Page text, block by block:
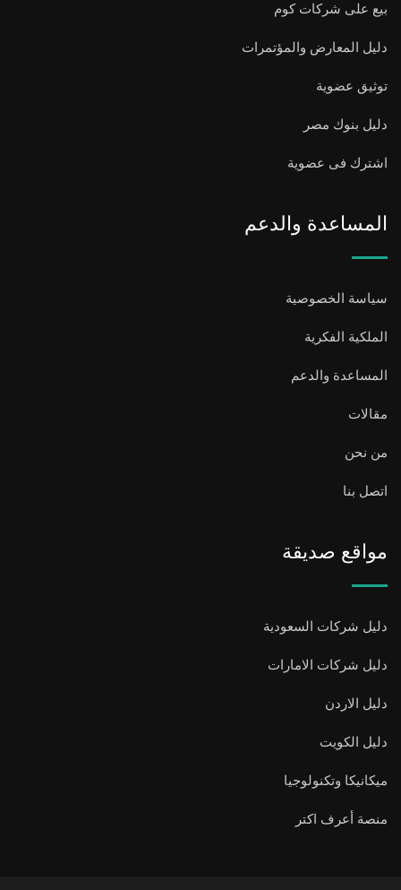
بيع على شركات كوم
دليل المعارض والمؤتمرات
توثيق عضوية
دليل بنوك مصر
اشترك فى عضوية
المساعدة والدعم
سياسة الخصوصية
الملكية الفكرية
المساعدة والدعم
مقالات
من نحن
اتصل بنا
مواقع صديقة
دليل شركات السعودية
دليل شركات الامارات
دليل الاردن
دليل الكويت
ميكانيكا وتكنولوجيا
منصة أعرف اكتر